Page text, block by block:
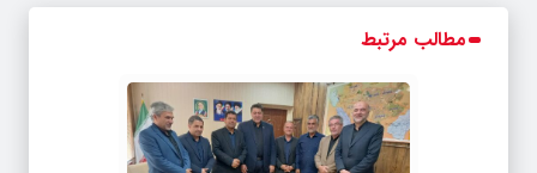
مطالب مرتبط